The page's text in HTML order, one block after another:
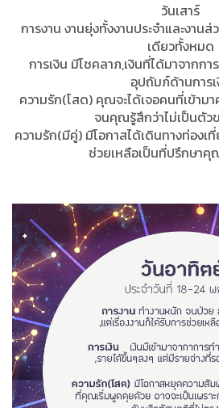
วันเสาร์
การงาน งานยุ่งทั้งงานประจำและงา
เดียวทั้งหมด
การเงิน มีโชคลาภ,เงินที่ได้มาจากก
อุปถัมภ์ด้านการ
ความรัก(โสด) คุณจะได้เจอคนที่เข้าม
จนคุณรู้สึกว่าไม่เป็นตัว
ความรัก(มีคู่) มีโอกาสได้เดินทางท่อง
ช่วยเหลือเป็นที่ปรึกษาคุ